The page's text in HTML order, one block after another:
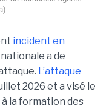
incident en
a de
L’attaque
2026 et a visé le
la formation des